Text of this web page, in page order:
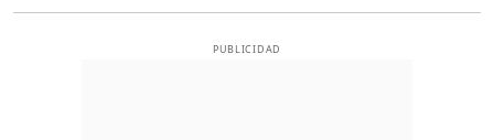
PUBLICIDAD